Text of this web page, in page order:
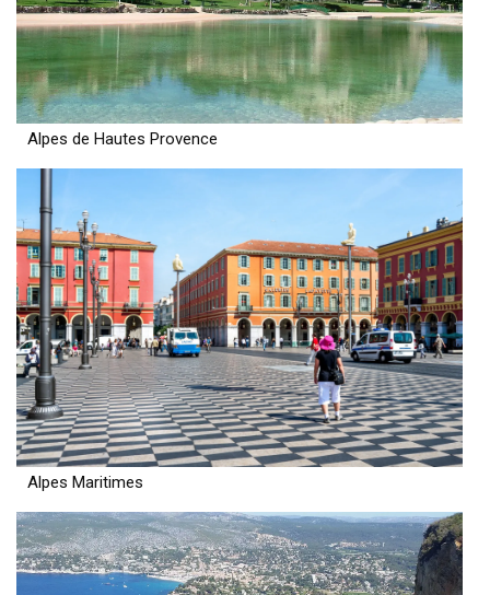
Alpes de Hautes Provence
Alpes Maritimes